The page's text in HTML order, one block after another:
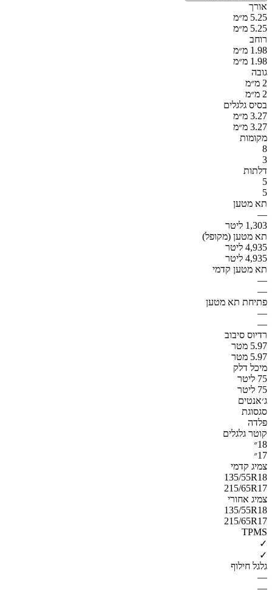
אורך
5.25 מ״מ
5.25 מ״מ
רוחב
1.98 מ״מ
1.98 מ״מ
גובה
2 מ״מ
2 מ״מ
בסיס גלגלים
3.27 מ״מ
3.27 מ״מ
מקומות
8
3
דלתות
5
5
תא מטען
—
1,303 ליטר
תא מטען (מקופל)
4,935 ליטר
4,935 ליטר
תא מטען קדמי
—
—
פתיחת תא מטען
—
—
רדיוס סיבוב
5.97 מטר
5.97 מטר
מיכל דלק
75 ליטר
75 ליטר
ג׳אנטים
סגסוגת
פלדה
קוטר גלגלים
18״
17״
צמיג קדמי
135/55R18
215/65R17
צמיג אחורי
135/55R18
215/65R17
TPMS
✓
✓
גלגל חילוף
—
—